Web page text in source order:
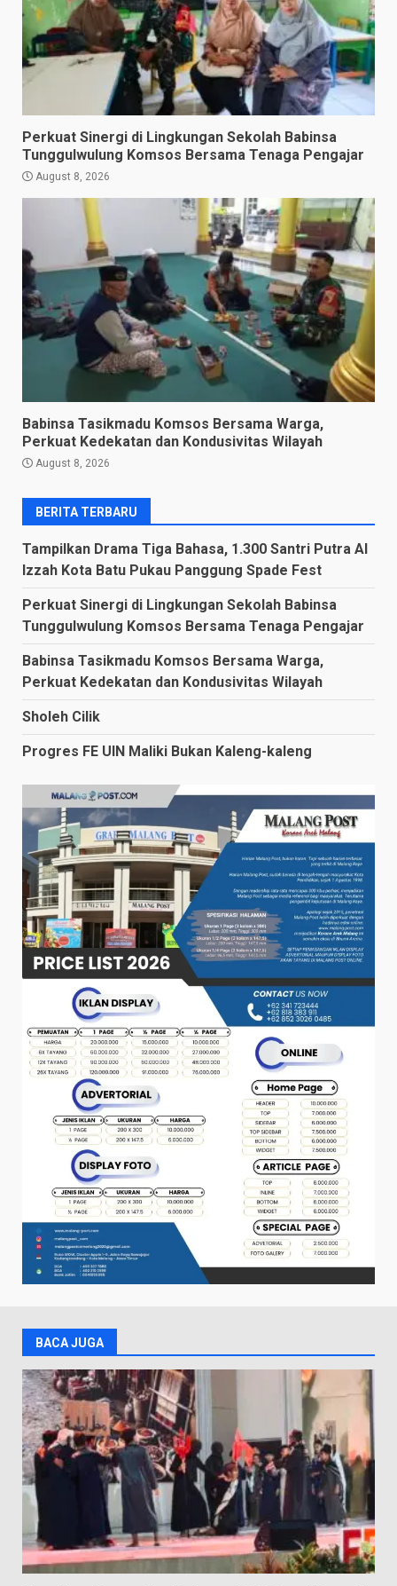
Perkuat Sinergi di Lingkungan Sekolah Babinsa
Tunggulwulung Komsos Bersama Tenaga Pengajar
August 8, 2026
Babinsa Tasikmadu Komsos Bersama Warga,
Perkuat Kedekatan dan Kondusivitas Wilayah
August 8, 2026
BERITA TERBARU
Tampilkan Drama Tiga Bahasa, 1.300 Santri Putra Al
Izzah Kota Batu Pukau Panggung Spade Fest
Perkuat Sinergi di Lingkungan Sekolah Babinsa
Tunggulwulung Komsos Bersama Tenaga Pengajar
Babinsa Tasikmadu Komsos Bersama Warga,
Perkuat Kedekatan dan Kondusivitas Wilayah
Sholeh Cilik
Progres FE UIN Maliki Bukan Kaleng-kaleng
BACA JUGA